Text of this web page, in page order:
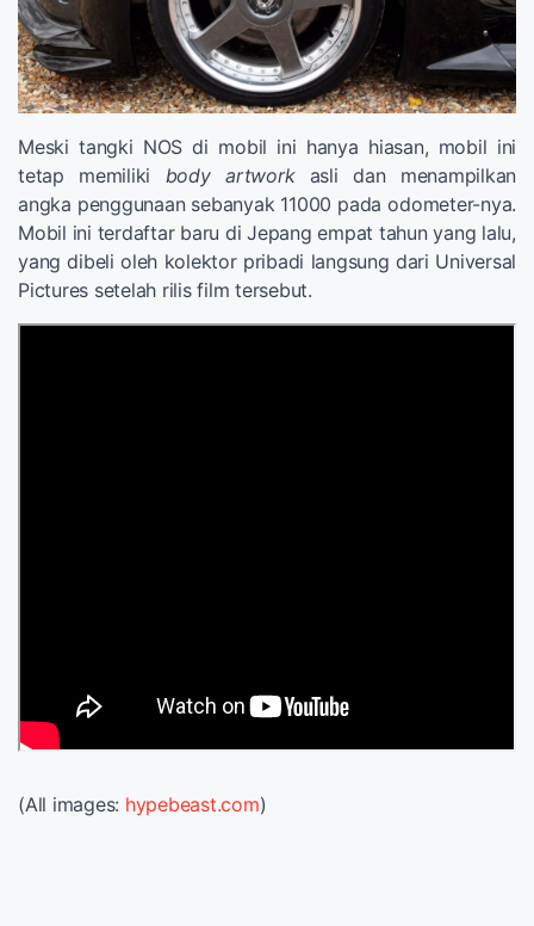
Meski tangki NOS di mobil ini hanya hiasan, mobil ini
tetap memiliki body artworkasli dan menampilkan
angka penggunaan sebanyak 11000 pada odometer-nya.
Mobil ini terdaftar baru di Jepang empat tahun yang lalu,
yang dibeli oleh kolektor pribadi langsung dari Universal
Pictures setelah rilis film tersebut.
(All images: hypebeast.com)